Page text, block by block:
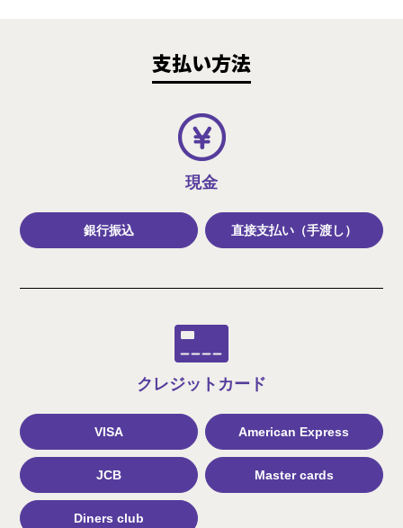
支払い方法
現金
銀行振込 直接支払い（手渡し）
クレジット カード
VISA American Express
JCB Master cards
Diners club